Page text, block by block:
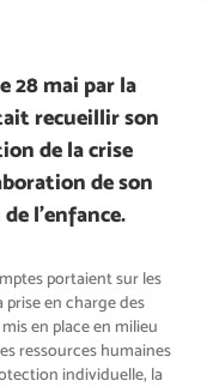
28 mai par la
recueillir son
de la crise
de son
l’enfance.
portaient sur les
prise en charge des
en place en milieu
ressources humaines
individuelle, la